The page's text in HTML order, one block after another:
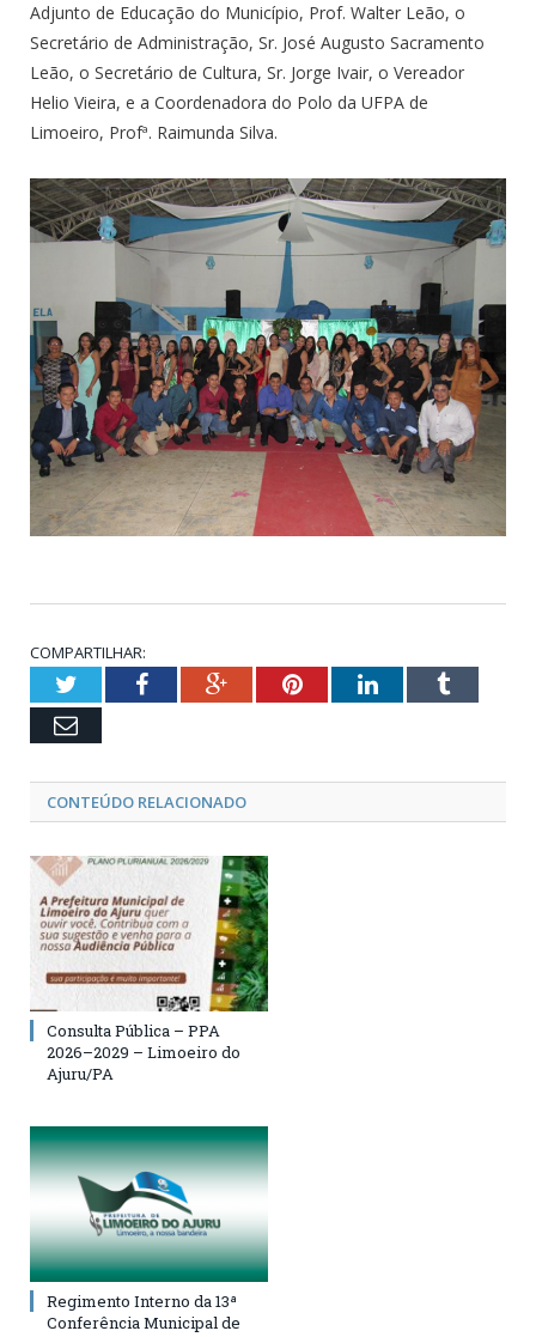
Adjunto de Educação do Município, Prof. Walter Leão, o
Secretário de Administração, Sr. José Augusto Sacramento
Leão, o Secretário de Cultura, Sr. Jorge Ivair, o Vereador
Helio Vieira, e a Coordenadora do Polo da UFPA de
Limoeiro, Profª. Raimunda Silva.
COMPARTILHAR:
TwitterFacebookGoogle+PinterestLinkedInTumblr
Email
CONTEÚDO RELACIONADO
Consulta Pública – PPA
2026–2029 – Limoeiro do
Ajuru/PA
Regimento Interno da 13ª
Conferência Municipal de